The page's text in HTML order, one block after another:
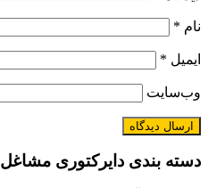
نام *
ایمیل *
وب‌سایت
دسته بندی دایرکتوری مشاغل